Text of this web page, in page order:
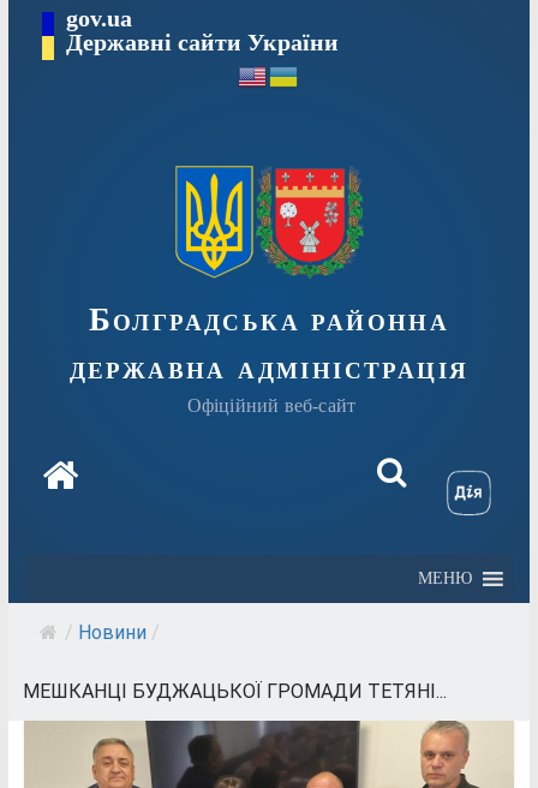
Перейтиgov.ua
Державні сайти України
Болградська районна
державна адміністрація
Офіційний веб-сайт
МЕНЮ
/ Новини /
МЕШКАНЦІ БУДЖАЦЬКОЇ ГРОМАДИ ТЕТЯНІ...